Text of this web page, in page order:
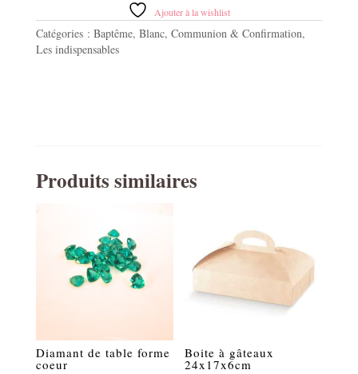
blanc
Ajouter à la wishlist
Catégories : Baptême, Blanc, Communion & Confirmation,
Les indispensables
Produits similaires
Diamant de table forme
coeur
Boite à gâteaux
24x17x6cm